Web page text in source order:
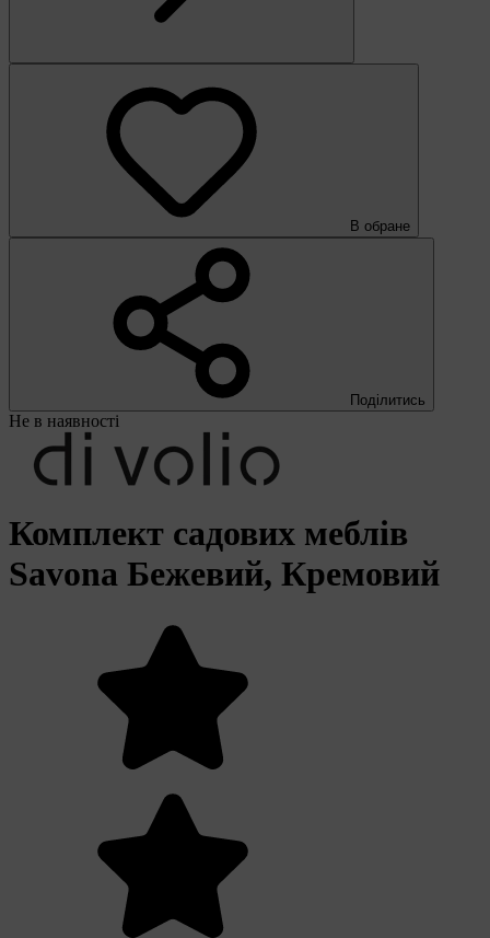
В обране
Поділитись
Не в наявності
Комплект садових меблів
Savona Бежевий, Кремовий